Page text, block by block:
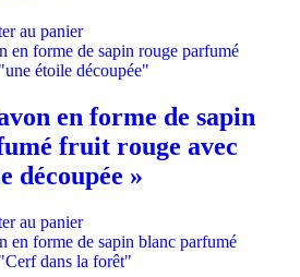
au panier
en forme de sapin
fruit rouge avec
découpée »
au panier